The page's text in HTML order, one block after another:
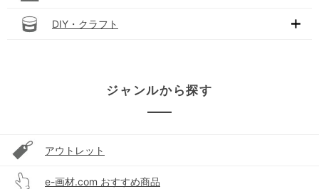
DIY・クラフト
ジャンルから探す
アウトレット
e-画材.com おすすめ商品